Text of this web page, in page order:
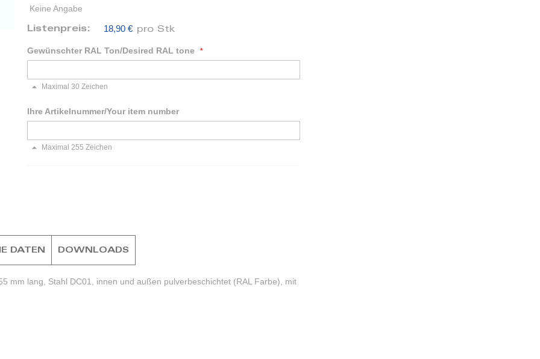
Keine Angabe
Listenpreis: 18,90 € pro Stk
Gewünschter RAL Ton/Desired RAL tone
Maximal 30 Zeichen
Ihre Artikelnummer/Your item number
Maximal 255 Zeichen
mm lang, Stahl DC01, innen und außen pulverbeschichtet (RAL Farbe), mit
DATEN DOWNLOADS